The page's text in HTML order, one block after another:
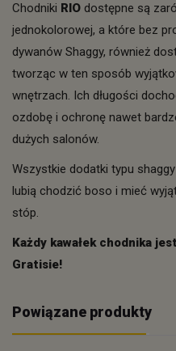
Chodniki RIO dostępne są
jednokolorowej, a które bez
dywanów Shaggy, również
tworząc w ten sposób
wnętrzach. Ich długości
ozdobę i ochronę nawet
dużych salonów.
Wszystkie dodatki typu
lubią chodzić boso i mieć
stóp.
Każdy kawałek chodnika
Gratisie!
Powiązane produkty